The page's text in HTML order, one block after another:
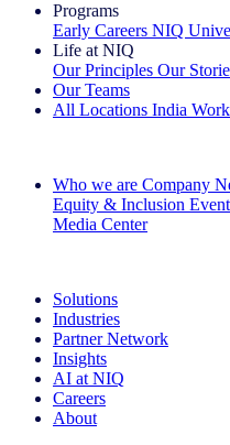
Programs
Early Careers NIQ
Life at NIQ
Our Principles Our
Our Teams
All Locations India
Who we are Company
Equity & Inclusion
Media Center
Solutions
Industries
Partner Network
Insights
AI at NIQ
Careers
About